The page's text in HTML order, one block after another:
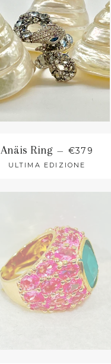
Anäis Ring — €379
ULTIMA EDIZIONE